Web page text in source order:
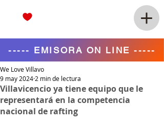
----- EMISORA ON LINE -----
Villavicencio ya tiene equipo que le
representará en la competencia
nacional de rafting
We Love Villavo
9 may 2024 2 min de lectura